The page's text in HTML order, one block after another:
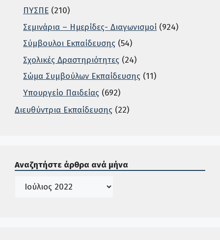
ΠΥΣΠΕ (210)
Σεμινάρια – Ημερίδες- Διαγωνισμοί (924)
Σύμβουλοι Εκπαίδευσης (54)
Σχολικές Δραστηριότητες (24)
Σώμα Συμβούλων Εκπαίδευσης (11)
Υπουργείο Παιδείας (692)
Διευθύντρια Εκπαίδευσης (22)
Αναζητήστε άρθρα ανά μήνα
Ιστορικό